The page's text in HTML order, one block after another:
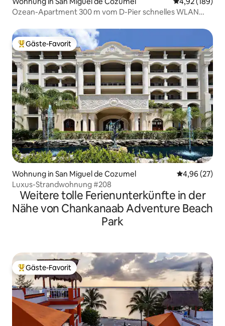
Ozean-Apartment 300 m vom D-Pier schnelles WLAN
Beliebter Gäste-Favorit.
Gäste-Favorit
Wohnung in San Miguel de Cozumel
4,96 (27)
Luxus-Strandwohnung #208
Weitere tolle Ferienunterkünfte in der
Nähe von Chankanaab Adventure Beach
Park
Beliebter Gäste-Favorit.
Gäste-Favorit